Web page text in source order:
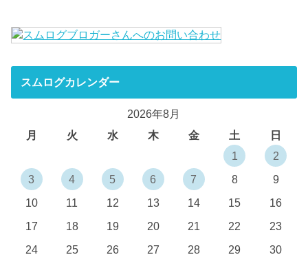
スムログカレンダー
2026年8月
月
火 水 木 金 土
日
1
2
3
4 5 6 7 8
9
10
11 12 13 14 15
16
17
18 19 20 21 22
23
24
25 26 27 28 29
30